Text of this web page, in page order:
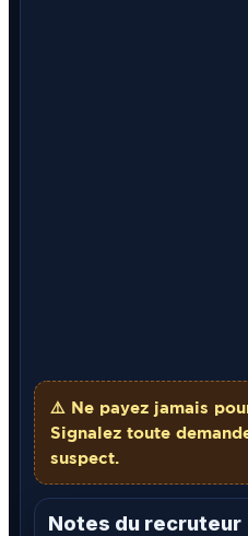
⚠️ Ne payez jamais
Signalez toute
suspect.
Notes du recruteur